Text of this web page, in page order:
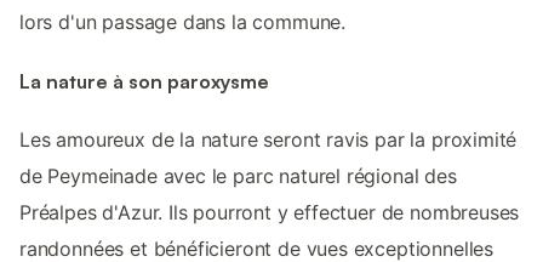
lors d'un passage dans la commune.
La nature à son paroxysme
Les amoureux de la nature seront ravis par la proximité
de Peymeinade avec le parc naturel régional des
Préalpes d'Azur. Ils pourront y effectuer de nombreuses
randonnées et bénéficieront de vues exceptionnelles